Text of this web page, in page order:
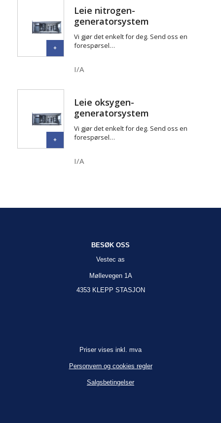
Leie nitrogen-
generatorsystem
Vi gjør det enkelt for deg. Send oss en
forespørsel…
I/A
Leie oksygen-
generatorsystem
Vi gjør det enkelt for deg. Send oss en
forespørsel…
I/A
BESØK OSS
Vestec as
Møllevegen 1A
4353 KLEPP STASJON
Priser vises inkl. mva
Personvern og cookies regler
Salgsbetingelser